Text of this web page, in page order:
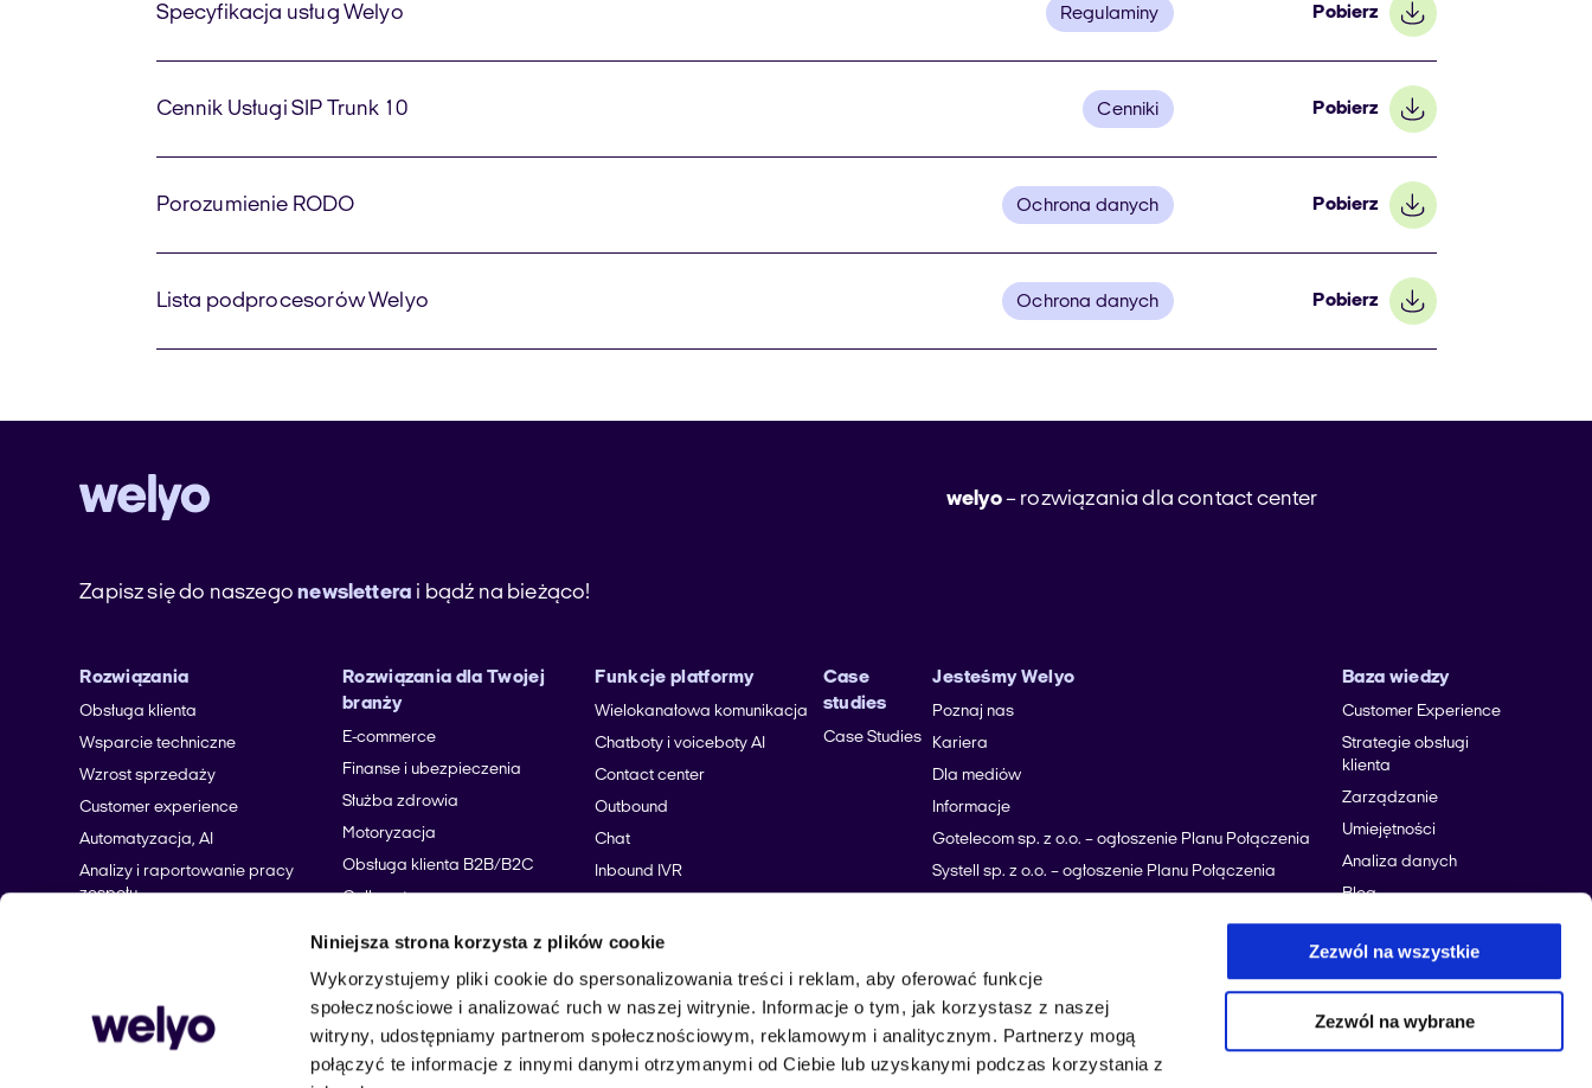
Niniejsza strona korzysta z plików cookie
Wykorzystujemy pliki cookie do spersonalizowania treści i reklam, aby oferować funkcje
społecznościowe i analizować ruch w naszej witrynie. Informacje o tym, jak korzystasz z naszej
witryny, udostępniamy partnerom społecznościowym, reklamowym i analitycznym. Partnerzy mogą
połączyć te informacje z innymi danymi otrzymanymi od Ciebie lub uzyskanymi podczas korzystania z
Zezwól na wszystkie
Zezwól na wybrane
Specyfikacja usług Welyo Regulaminy Pobierz
Cennik Usługi SIP Trunk 10 Cenniki Pobierz
Porozumienie RODO Ochrona danych Pobierz
Lista podprocesorów Welyo Ochrona danych Pobierz
welyo– rozwiązania dla contact center
Zapisz się do naszegonewslettera i bądź na bieżąco!
Rozwiązania
Obsługa klienta
Wsparcie techniczne
Wzrost sprzedaży
Customer experience
Automatyzacja, AI
Analizy i raportowanie pracy
zespołu
Rozwiązania dla Twojej
branży
E-commerce
Finanse i ubezpieczenia
Służba zdrowia
Motoryzacja
Obsługa klienta B2B/B2C
Call center
Hotele i wynajem krótkookresowy
Funkcje platformy
Wielokanałowa komunikacja
Chatboty i voiceboty AI
Contact center
Outbound
Chat
Inbound IVR
Integracje z CRM
Messenger
Sitecall
Case
studies
Case Studies
Jesteśmy Welyo
Poznaj nas
Kariera
Dla mediów
Informacje
Gotelecom sp. z o.o. – ogłoszenie Planu Połączenia
Systell sp. z o.o. – ogłoszenie Planu Połączenia
Połączenia
Baza wiedzy
Customer Experience
Strategie obsługi
klienta
Zarządzanie
Umiejętności
Analiza danych
Blog
Zdrowie
Automotive
Usługi
Finanse